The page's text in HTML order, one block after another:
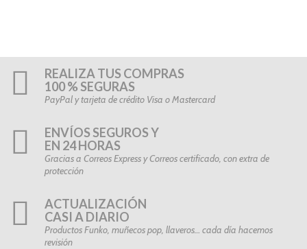
REALIZA TUS COMPRAS
100 % SEGURAS
PayPal y tarjeta de crédito Visa o Mastercard
ENVÍOS SEGUROS Y
EN 24 HORAS
Gracias a Correos Express y Correos certificado, con extra de
protección
ACTUALIZACIÓN
CASI A DIARIO
Productos Funko, muñecos pop, llaveros… cada día hacemos
revisión